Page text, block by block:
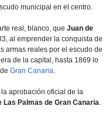
municipal en el centro.
real, blanco, que Juan de
al emprender la conquista de
armas reales por el escudo de
de la capital, hasta 1869 lo
Gran Canaria.
aprobación oficial de la
Las Palmas de Gran Canaria.